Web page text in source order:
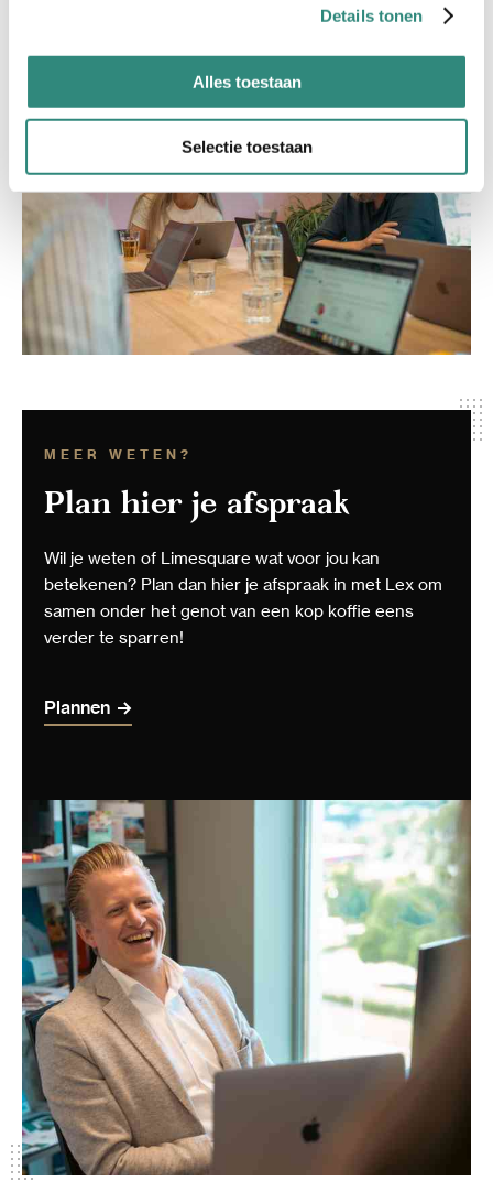
Details tonen
Alles toestaan
Selectie toestaan
MEER WETEN?
Plan hier je afspraak
Wil je weten of Limesquare wat voor jou kan
betekenen? Plan dan hier je afspraak in met Lex om
samen onder het genot van een kop koffie eens
verder te sparren!
Plannen